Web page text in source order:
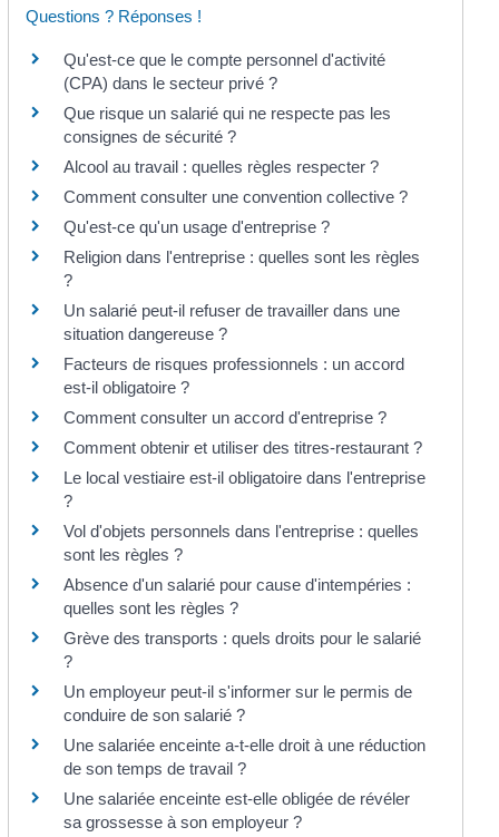
Questions ? Réponses !
Qu'est-ce que le compte personnel d'activité
(CPA) dans le secteur privé ?
Que risque un salarié qui ne respecte pas les
consignes de sécurité ?
Alcool au travail : quelles règles respecter ?
Comment consulter une convention collective ?
Qu'est-ce qu'un usage d'entreprise ?
Religion dans l'entreprise : quelles sont les règles
?
Un salarié peut-il refuser de travailler dans une
situation dangereuse ?
Facteurs de risques professionnels : un accord
est-il obligatoire ?
Comment consulter un accord d'entreprise ?
Comment obtenir et utiliser des titres-restaurant ?
Le local vestiaire est-il obligatoire dans l'entreprise
?
Vol d'objets personnels dans l'entreprise : quelles
sont les règles ?
Absence d'un salarié pour cause d'intempéries :
quelles sont les règles ?
Grève des transports : quels droits pour le salarié
?
Un employeur peut-il s'informer sur le permis de
conduire de son salarié ?
Une salariée enceinte a-t-elle droit à une réduction
de son temps de travail ?
Une salariée enceinte est-elle obligée de révéler
sa grossesse à son employeur ?